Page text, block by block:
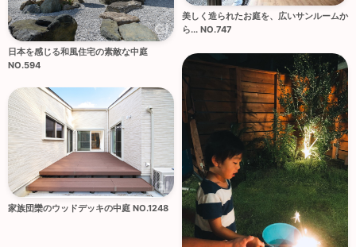
美しく造られたお庭を、広いサンルームか
ら... NO.747
日本を感じる和風住宅の素敵な中庭
NO.594
家族団欒のウッドデッキの中庭 NO.1248